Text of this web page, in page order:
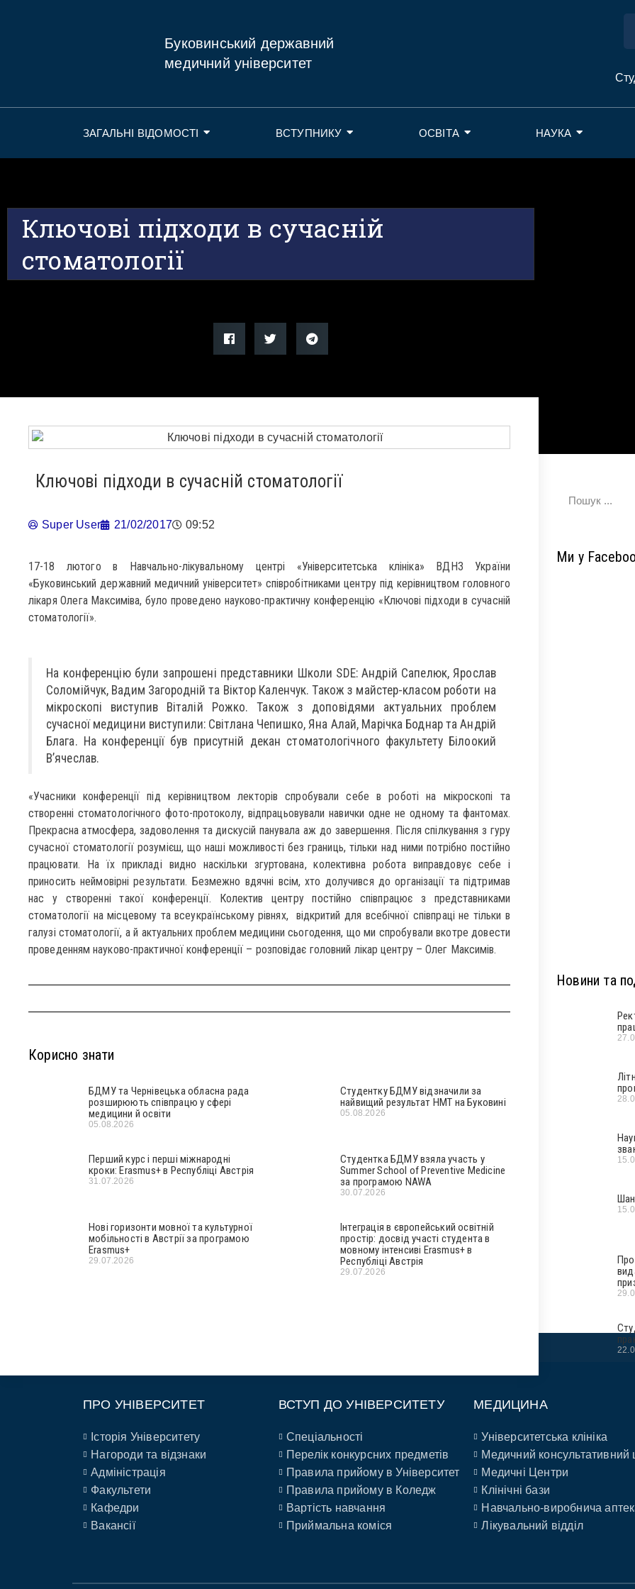
Буковинський державний
медичний університет
ЗАГАЛЬНІ ВІДОМОСТІ ВСТУПНИКУ ОСВІТА НАУКА
Ключові підходи в сучасній
стоматології
Ключові підходи в сучасній стоматології
Super User 21/02/2017 09:52
17-18 лютого в Навчально-лікувальному центрі «Університетська клініка» ВДНЗ України
«Буковинський державний медичний університет» співробітниками центру під керівництвом головного
лікаря Олега Максиміва, було проведено науково-практичну конференцію «Ключові підходи в сучасній
стоматології».
На конференцію були запрошені представники Школи SDE: Андрій Сапелюк, Ярослав
Соломійчук, Вадим Загородній та Віктор Каленчук. Також з майстер-класом роботи на
мікроскопі виступив Віталій Рожко. Також з доповідями актуальних проблем
сучасної медицини виступили: Світлана Чепишко, Яна Алай, Марічка Боднар та Андрій
Блага. На конференції був присутній декан стоматологічного факультету Білоокий
В’ячеслав.
«Учасники конференції під керівництвом лекторів спробували себе в роботі на мікроскопі та
створенні стоматологічного фото-протоколу, відпрацьовували навички одне не одному та фантомах.
Прекрасна атмосфера, задоволення та дискусій панувала аж до завершення. Після спілкування з гуру
сучасної стоматології розумієш, що наші можливості без границь, тільки над ними потрібно постійно
працювати. На їх прикладі видно наскільки згуртована, колективна робота виправдовує себе і
приносить неймовірні результати. Безмежно вдячні всім, хто долучився до організації та підтримав
нас у створенні такої конференції. Колектив центру постійно співпрацює з представниками
стоматології на місцевому та всеукраїнському рівнях, відкритий для всебічної співпраці не тільки в
галузі стоматології, а й актуальних проблем медицини сьогодення, що ми спробували вкотре довести
проведенням науково-практичної конференції – розповідає головний лікар центру – Олег Максимів.
Корисно знати
БДМУ та Чернівецька обласна рада
розширюють співпрацю у сфері
медицини й освіти
05.08.2026
Студентку БДМУ відзначили за
найвищий результат НМТ на Буковині
05.08.2026
Перший курс і перші міжнародні
кроки: Erasmus+ в Республіці Австрія
31.07.2026
Студентка БДМУ взяла участь у
Summer School of Preventive Medicine
за програмою NAWA
30.07.2026
Нові горизонти мовної та культурної
мобільності в Австрії за програмою
Erasmus+
29.07.2026
Інтеграція в європейський освітній
простір: досвід участі студента в
мовному інтенсиві Erasmus+ в
Республіці Австрія
29.07.2026
Ми у
Новини та
ПРО УНІВЕРСИТЕТ
Історія Університету
Нагороди та відзнаки
Адміністрація
Факультети
Кафедри
Вакансії
ВСТУП ДО УНІВЕРСИТЕТУ
Спеціальності
Перелік конкурсних предметів
Правила прийому в Університет
Правила прийому в Коледж
Вартість навчання
Приймальна коміся
МЕДИЦИНА
Університетська клініка
Медичний консультативний
Медичні Центри
Клінічні бази
Навчально-виробнича
Лікувальний відділ